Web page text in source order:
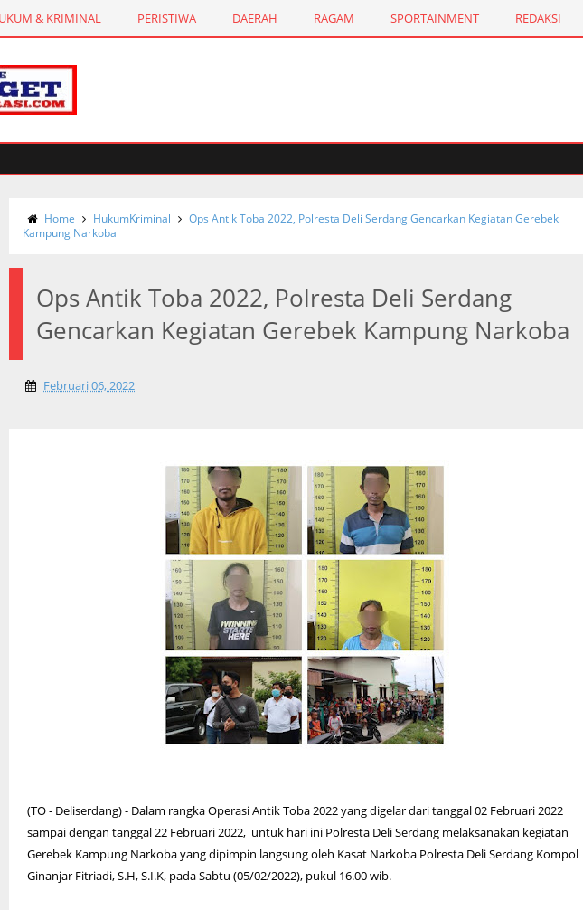
& KRIMINAL PERISTIWA DAERAH RAGAM SPORTAINMENT REDAKSI
Home HukumKriminal
Ops Antik Toba 2022, Polresta Deli Serdang Gencarkan Kegiatan Gerebek
Kampung Narkoba
Ops Antik Toba 2022, Polresta Deli Serdang
Gencarkan Kegiatan Gerebek Kampung Narkoba
Februari 06, 2022
(TO - Deliserdang) - Dalam rangka Operasi Antik Toba 2022 yang digelar dari tanggal 02 Februari 2022
sampai dengan tanggal 22 Februari 2022, untuk hari ini Polresta Deli Serdang melaksanakan kegiatan
Gerebek Kampung Narkoba yang dipimpin langsung oleh Kasat Narkoba Polresta Deli Serdang Kompol
Ginanjar Fitriadi, S.H, S.I.K, pada Sabtu (05/02/2022), pukul 16.00 wib.